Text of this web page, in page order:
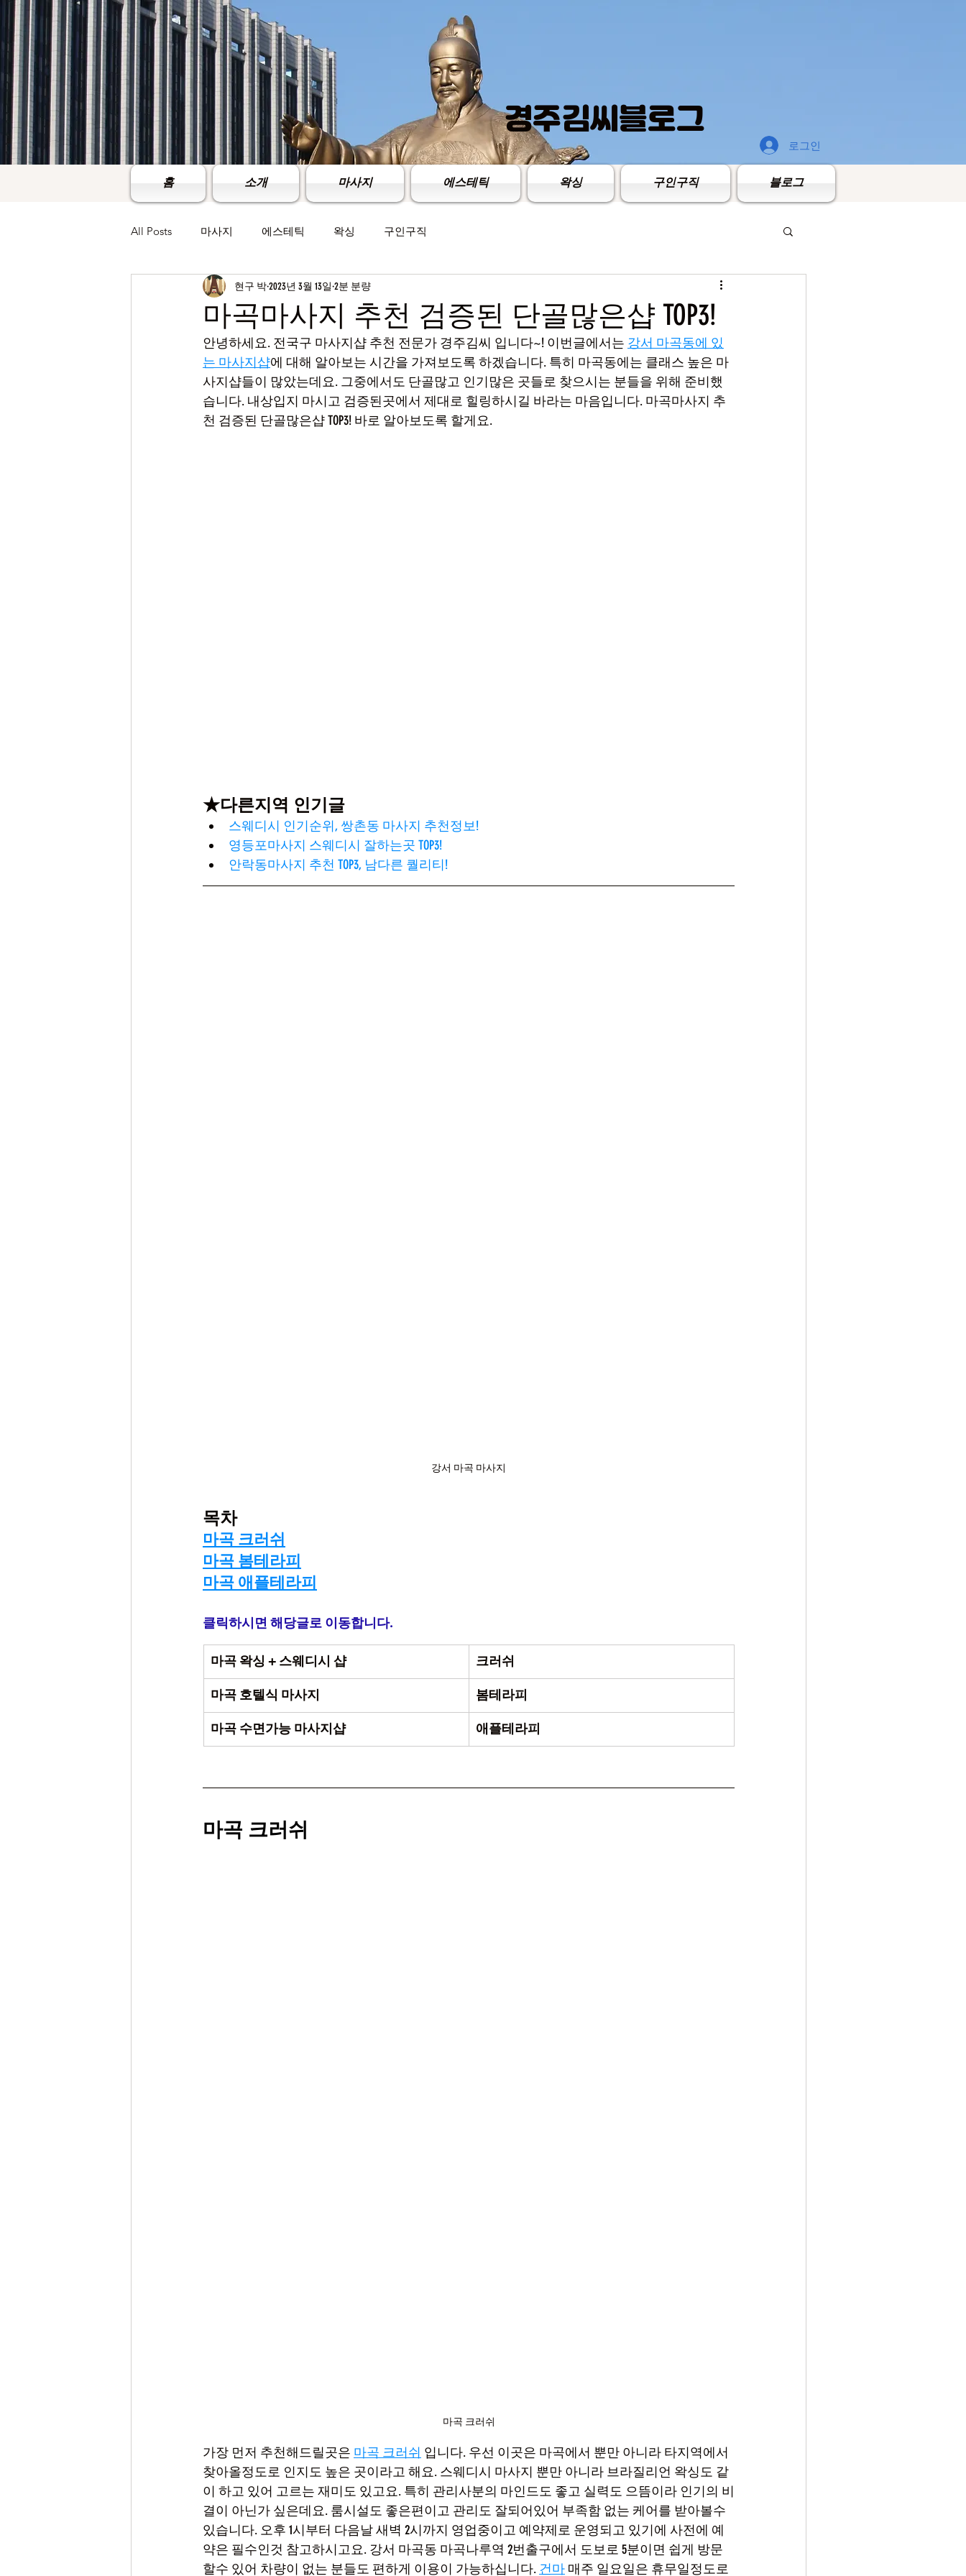
경주김씨​블로그
로그인
홈 소개 마사지 에스테틱 왁싱 구인구직 블로그
All Posts 마사지 에스테틱 왁싱 구인구직
마곡마사지 추천 검증된 단골많은샵 TOP3!
현구 박2023년 3월 13일 2분 분량
안녕하세요. 전국구 마사지샵 추천 전문가 경주김씨 입니다~! 이번글에서는 강서 마곡동에 있
는 마사지샵에 대해 알아보는 시간을 가져보도록 하겠습니다. 특히 마곡동에는 클래스 높은 마
사지샵들이 많았는데요. 그중에서도 단골많고 인기많은 곳들로 찾으시는 분들을 위해 준비했
습니다. 내상입지 마시고 검증된곳에서 제대로 힐링하시길 바라는 마음입니다. 마곡마사지 추
천 검증된 단골많은샵 TOP3! 바로 알아보도록 할게요.
★다른지역 인기글
스웨디시 인기순위, 쌍촌동 마사지 추천정보!
영등포마사지 스웨디시 잘하는곳 TOP3!
안락동마사지 추천 TOP3, 남다른 퀄리티!
강서 마곡 마사지
목차
마곡 크러쉬
마곡 봄테라피
마곡 애플테라피
클릭하시면 해당글로 이동합니다.
마곡 왁싱 + 스웨디시 샵 크러쉬
마곡 호텔식 마사지 봄테라피
마곡 수면가능 마사지샵 애플테라피
마곡 크러쉬
마곡 크러쉬
가장 먼저 추천해드릴곳은 마곡 크러쉬 입니다. 우선 이곳은 마곡에서 뿐만 아니라 타지역에서
찾아올정도로 인지도 높은 곳이라고 해요. 스웨디시 마사지 뿐만 아니라 브라질리언 왁싱도 같
이 하고 있어 고르는 재미도 있고요. 특히 관리사분의 마인드도 좋고 실력도 으뜸이라 인기의 비
결이 아닌가 싶은데요. 룸시설도 좋은편이고 관리도 잘되어있어 부족함 없는 케어를 받아볼수
있습니다. 오후 1시부터 다음날 새벽 2시까지 영업중이고 예약제로 운영되고 있기에 사전에 예
약은 필수인것 참고하시고요. 강서 마곡동 마곡나루역 2번출구에서 도보로 5분이면 쉽게 방문
할수 있어 차량이 없는 분들도 편하게 이용이 가능하십니다. 건마 매주 일요일은 휴무일정도로